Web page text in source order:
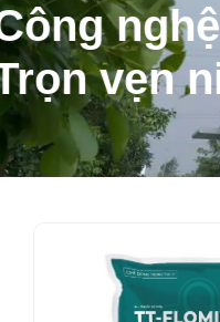
Công
Trọn vẹn